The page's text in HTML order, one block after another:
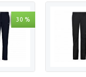
30 %